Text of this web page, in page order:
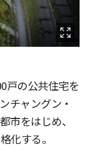
戸の公共住宅を
チャングン・
市をはじめ、
化する。